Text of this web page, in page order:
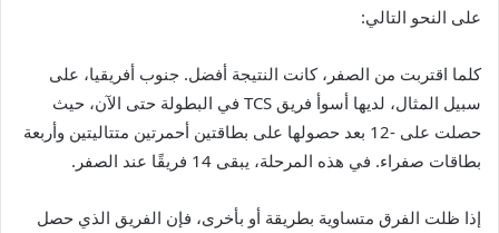
على النحو التالي:
كلما اقتربت من الصفر، كانت النتيجة أفضل. جنوب أفريقيا، على
سبيل المثال، لديها أسوأ فريق TCS في البطولة حتى الآن، حيث
حصلت على -12 بعد حصولها على بطاقتين أحمرتين متتاليتين وأربعة
بطاقات صفراء. في هذه المرحلة، يبقى 14 فريقًا عند الصفر.
إذا ظلت الفرق متساوية بطريقة أو بأخرى، فإن الفريق الذي حصل